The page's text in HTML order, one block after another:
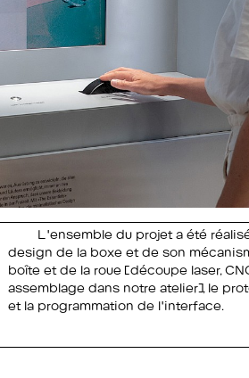
L'ensemble du projet a été
design de la boxe et de son
boîte et de la roue (découpe laser,
assemblage dans notre atelier), le
et la programmation de l'interface.